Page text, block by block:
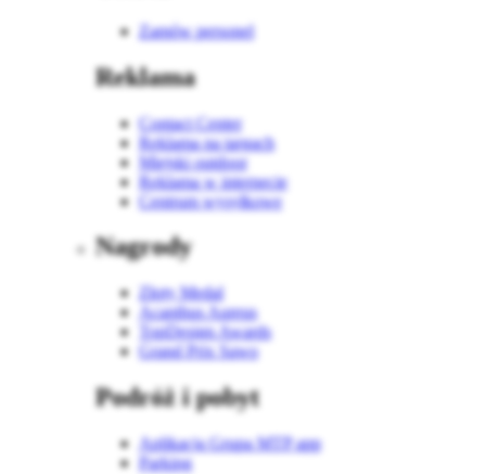
Zamów personel
Reklama
Contact Center
Reklama na targach
Miejski outdoor
Reklama w internecie
Centrum wysyłkowe
Nagrody
Złoty Medal
Acanthus Aureus
TopDesign Awards
Grand Prix Sawo
Podróż i pobyt
Aplikacja Grupa MTP app
Parking